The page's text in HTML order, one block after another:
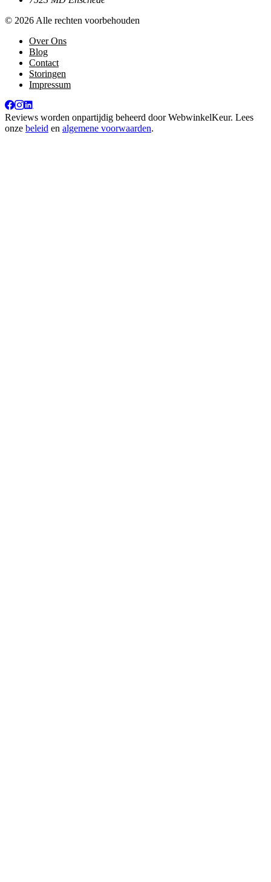
© 2026 Alle rechten voorbehouden
Over Ons
Blog
Contact
Storingen
Impressum
Reviews worden onpartijdig beheerd doorWebwinkelKeur. Lees
onze beleid en algemene voorwaarden.